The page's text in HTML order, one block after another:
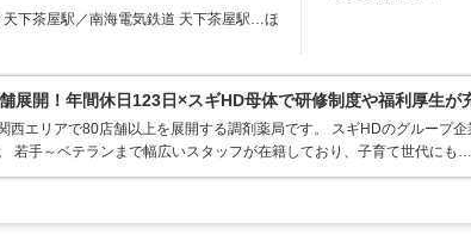
天下茶屋駅／南海電気鉄道 天下茶屋駅…ほ
展開！年間休日123日×スギHD母体で研修制度や福利厚生が
西エリアで80店舗以上を展開する調剤薬局です。 スギHDのグループ
若手～ベテランまで幅広いスタッフが在籍しており、子育て世代にも…